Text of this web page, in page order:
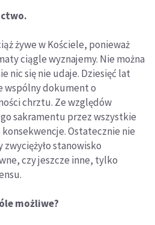
żywe w Kościele, ponieważ
ciągle wyznajemy. Nie można
nic się nie udaje. Dziesięć lat
wspólny dokument o
chrztu. Ze względów
sakramentu przez wszystkie
Ostatecznie nie
stanowisko
czy jeszcze inne, tylko
możliwe?